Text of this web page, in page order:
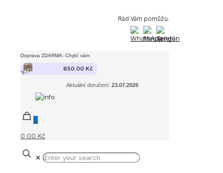
Rád Vám pomůžu:
Doprava ZDARMA: Chybí vám
650.00 Kč
Aktuální doručení: 23.07.2026
0
0.00 Kč
✕